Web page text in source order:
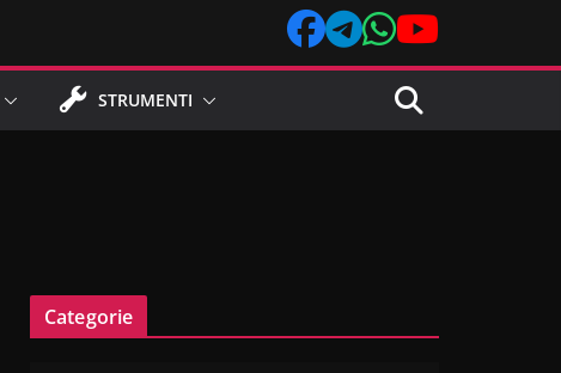
STRUMENTI
Categorie